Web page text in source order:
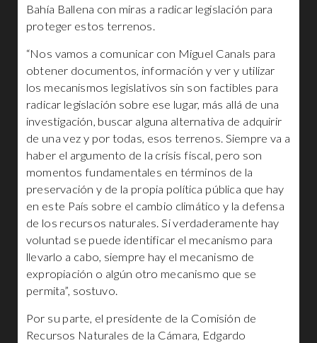
Bahía Ballena con miras a radicar legislación para
proteger estos terrenos.
“Nos vamos a comunicar con Miguel Canals para
obtener documentos, información y ver y utilizar
los mecanismos legislativos sin son factibles para
radicar legislación sobre ese lugar, más allá de una
investigación, buscar alguna alternativa de adquirir
de una vez y por todas, esos terrenos. Siempre va a
haber el argumento de la crisis fiscal, pero son
momentos fundamentales en términos de la
preservación y de la propia política pública que hay
en este País sobre el cambio climático y la defensa
de los recursos naturales. Si verdaderamente hay
voluntad se puede identificar el mecanismo para
llevarlo a cabo, siempre hay el mecanismo de
expropiación o algún otro mecanismo que se
permita”, sostuvo.
Por su parte, el presidente de la Comisión de
Recursos Naturales de la Cámara, Edgardo